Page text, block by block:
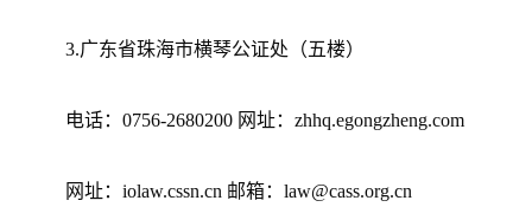
3.广东省珠海市横琴公证处（五楼）
电话：0756-2680200 网址：zhhq.egongzheng.com
网址：iolaw.cssn.cn 邮箱：law@cass.org.cn